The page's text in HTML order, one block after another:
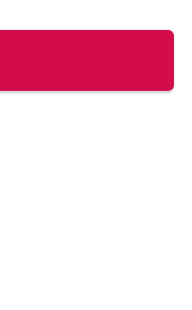
トの他の記事を読む